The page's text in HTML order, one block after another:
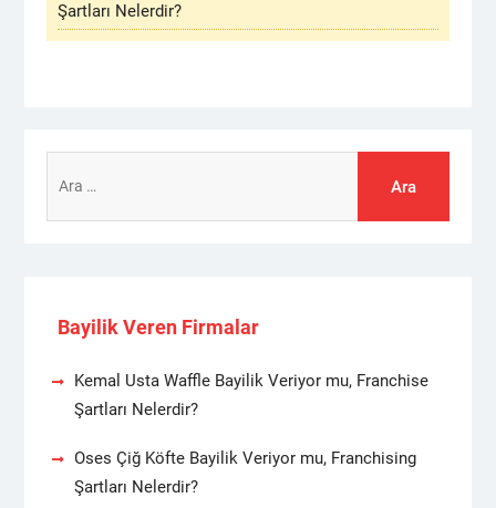
Şartları Nelerdir?
Bayilik Veren Firmalar
Kemal Usta Waffle Bayilik Veriyor mu, Franchise
Şartları Nelerdir?
Oses Çiğ Köfte Bayilik Veriyor mu, Franchising
Şartları Nelerdir?